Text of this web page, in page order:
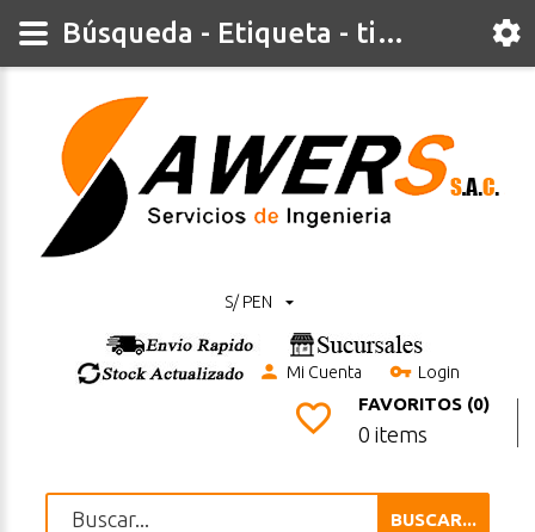
S/ PEN
Mi Cuenta Login
FAVORITOS (0)
0 items
BUSCAR...
Búsqueda - Etiqueta - tipod